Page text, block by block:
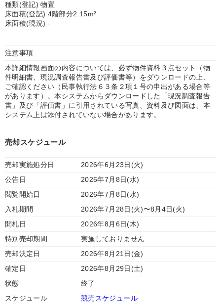
種類(登記) 物置
床面積(登記) 4階部分2.15m²
床面積(現況) -
注意事項
本詳細情報画面の内容については、必ず物件資料３点セット（物
件明細書、現況調査報告書及び評価書等）をダウンロードの上、
ご確認ください（民事執行法６３条２項１号の申出がある場合等
があります）。本システムからダウンロードした「現況調査報告
書」及び「評価書」に引用されている写真、資料及び図面は、本
システム上は添付されていない場合があります。
売却スケジュール
売却実施処分日
2026年6月23日(火)
公告日
2026年7月8日(水)
閲覧開始日
2026年7月8日(水)
入札期間
2026年7月28日(火)〜8月4日(火)
開札日
2026年8月6日(木)
特別売却期間
実施しておりません
売却決定日
2026年8月21日(金)
確定日
2026年8月29日(土)
状態
終了
スケジュール
競売スケジュール